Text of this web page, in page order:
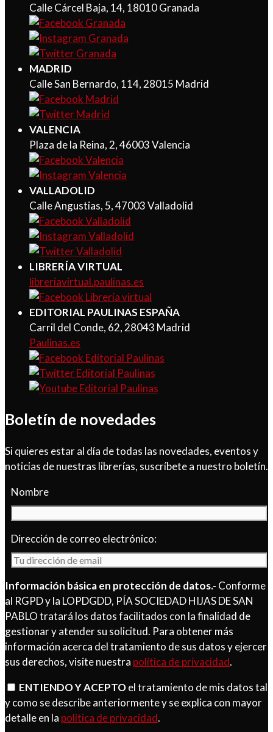
Calle Cárcel Baja, 14, 18010 Granada
MADRID
Calle San Bernardo, 114, 28015 Madrid
VALENCIA
Plaza de la Reina, 2, 46003 Valencia
VALLADOLID
Calle Angustias, 5, 47003 Valladolid
LIBRERÍA VIRTUAL
libreriavirtual.paulinas.es
EDITORIAL PAULINAS ESPAÑA
Carril del Conde, 62, 28043 Madrid
Paulinas.es
Boletín de novedades
Si quieres estar al día de todas las novedades, eventos y
noticias de nuestras librerías, suscríbete a nuestro boletín.
Nombre
Dirección de correo electrónico:
Información básica en protección de datos.- Conforme
al RGPD y la LOPDGDD, PÍA SOCIEDAD HIJAS DE SAN
PABLO tratará los datos facilitados con la finalidad de
gestionar y atender su solicitud. Para obtener más
información acerca del tratamiento de sus datos y ejercer
sus derechos, visite nuestra política de privacidad.
ENTIENDO Y ACEPTOel tratamiento de mis datos tal
y como se describe anteriormente y se explica con mayor
detalle en la política de privacidad.